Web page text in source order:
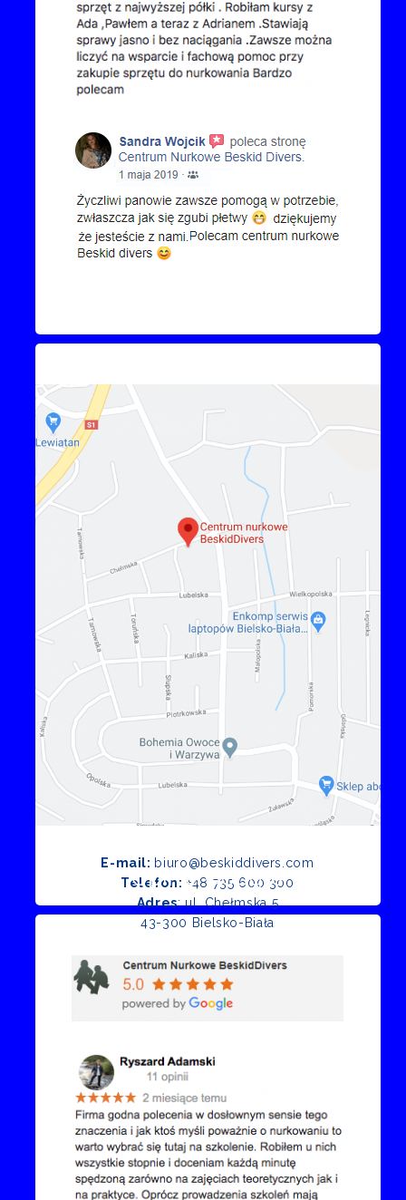
E-mail: biuro@beskiddivers.com
Telefon: +48 735 600 300
Adres: ul. Chełmska 5
43-300 Bielsko-Biała
Opinie Google